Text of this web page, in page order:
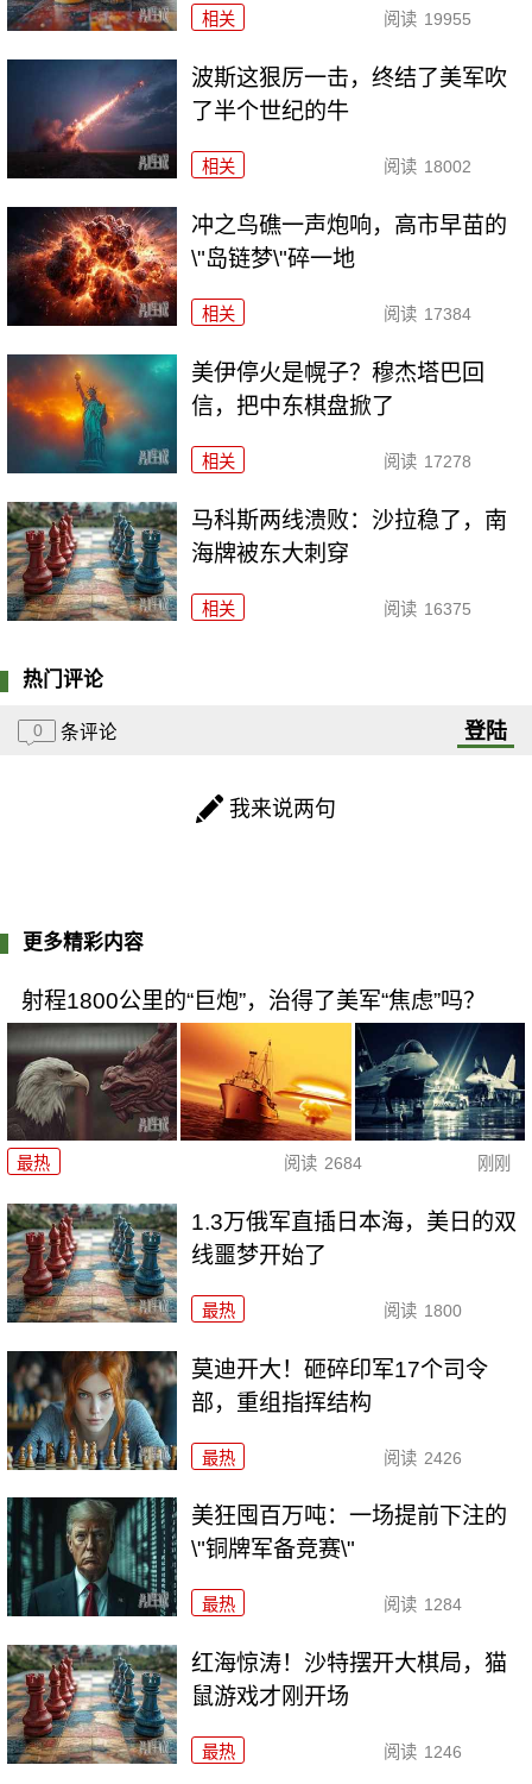
相关 阅读 19955
波斯这狠厉一击，终结了美军吹
了半个世纪的牛
相关 阅读 18002
冲之鸟礁一声炮响，高市早苗的
\"岛链梦\"碎一地
相关 阅读 17384
美伊停火是幌子？穆杰塔巴回
信，把中东棋盘掀了
相关 阅读 17278
马科斯两线溃败：沙拉稳了，南
海牌被东大刺穿
相关 阅读 16375
热门评论
0 条评论 登陆
我来说两句
更多精彩内容
射程1800公里的“巨炮”，治得了美军“焦虑”吗？
最热 阅读 2684 刚刚
1.3万俄军直插日本海，美日的双
线噩梦开始了
最热 阅读 1800
莫迪开大！砸碎印军17个司令
部，重组指挥结构
最热 阅读 2426
美狂囤百万吨：一场提前下注的
\"铜牌军备竞赛\"
最热 阅读 1284
红海惊涛！沙特摆开大棋局，猫
鼠游戏才刚开场
最热 阅读 1246